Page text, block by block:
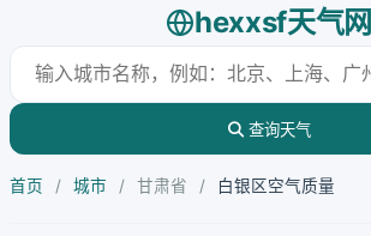
hexxsf天气网
查询天气
首页 / 城市 / 甘肃省 / 白银区空气质量